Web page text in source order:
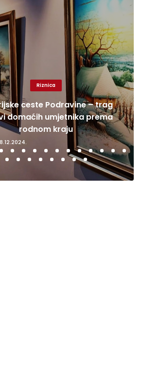
Riznica
ceste Podravine – trag
domaćih umjetnika prema
rodnom kraju